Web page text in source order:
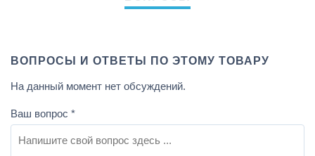
ВОПРОСЫ И ОТВЕТЫ ПО ЭТОМУ ТОВАРУ
На данный момент нет обсуждений.
Ваш вопрос *